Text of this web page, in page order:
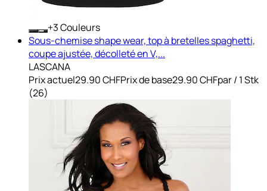
+ Couleurs
Sous-chemise shape wear, top à bretelles spaghetti,
coupe ajustée, décolleté en V,...
LASCANA
Prix actuel29.90 CHFPrix de base29.90 CHFpar/ 1 Stk
(26)